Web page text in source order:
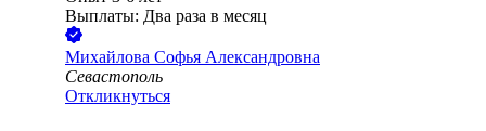
Выплаты: Два раза в месяц
Михайлова Софья Александровна
Севастополь
Откликнуться